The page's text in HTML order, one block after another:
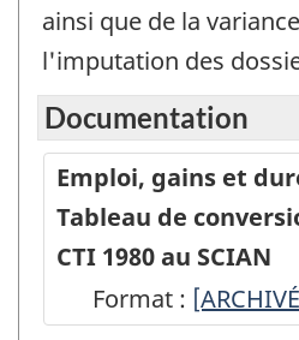
ainsi que de la
l'imputation des
Documentation
Emploi, gains et
Tableau de
CTI 1980 au SCIAN
Format : Emploi,